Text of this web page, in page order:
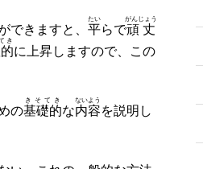
できますと、 平
たい
らで頑丈
がんじょう
き
に上昇しますので、この
の基礎的
きそてき
な内容
ないよう
を説明し